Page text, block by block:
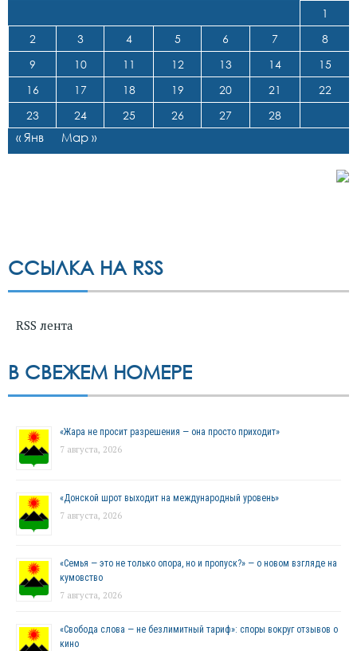
1
2
3 4 5 6 7
8
9
10 11 12 13 14
15
16
17 18 19 20 21
22
23
24 25 26 27 28
« Янв Мар »
ССЫЛКА НА RSS
RSS лента
В СВЕЖЕМ НОМЕРЕ
«Жара не просит разрешения — она просто приходит»
7 августа, 2026
«Донской шрот выходит на международный уровень»
7 августа, 2026
«Семья — это не только опора, но и пропуск?» — о новом взгляде на
кумовство
7 августа, 2026
«Свобода слова — не безлимитный тариф»: споры вокруг отзывов о
кино